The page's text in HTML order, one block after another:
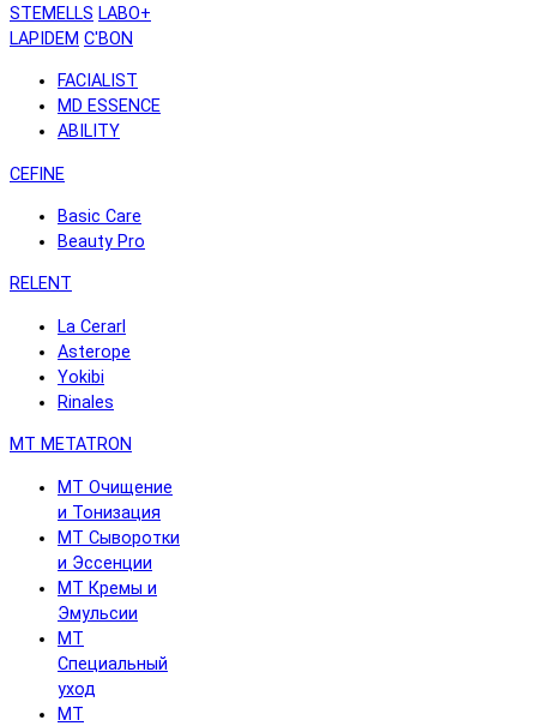
STEMELLS LABO+
LAPIDEM C'BON
FACIALIST
MD ESSENCE
ABILITY
CEFINE
Basic Care
Beauty Pro
RELENT
La Cerarl
Asterope
Yokibi
Rinales
MT METATRON
MT Очищение
и Тонизация
MT Сыворотки
и Эссенции
MT Кремы и
Эмульсии
MT
Специальный
уход
MT